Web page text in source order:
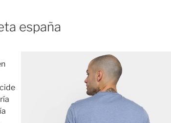
españa